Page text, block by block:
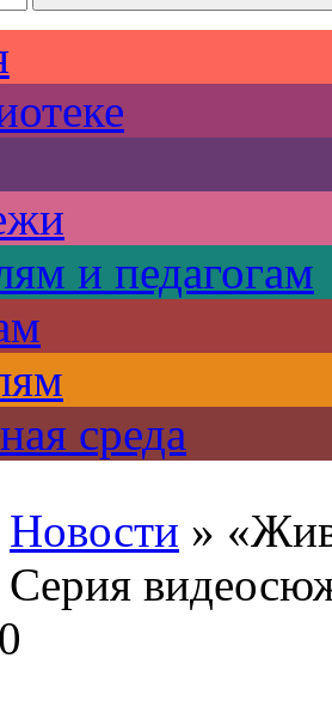
и педагогам
среда
Новости »
Серия